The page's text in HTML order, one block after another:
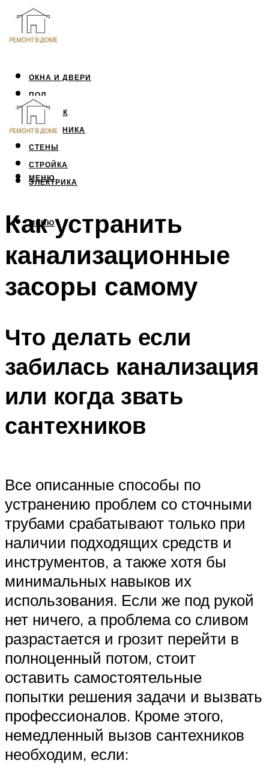
ОКНА И ДВЕРИ
ПОЛ
ПОТОЛОК
САНТЕХНИКА
СТЕНЫ
СТРОЙКА
ЭЛЕКТРИКА
МЕНЮ
МЕНЮ
Как устранить
канализационные
засоры самому
Что делать если
забилась канализация
или когда звать
сантехников
Все описанные способы по
устранению проблем со сточными
трубами срабатывают только при
наличии подходящих средств и
инструментов, а также хотя бы
минимальных навыков их
использования. Если же под рукой
нет ничего, а проблема со сливом
разрастается и грозит перейти в
полноценный потом, стоит
оставить самостоятельные
попытки решения задачи и вызвать
профессионалов. Кроме этого,
немедленный вызов сантехников
необходим, если: